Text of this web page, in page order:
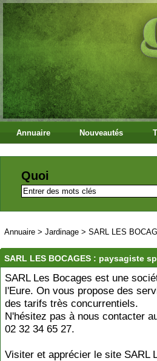
Annuaire Nouveautés
Quoi
Annuaire > Jardinage > SARL LES
SARL LES BOCAGES : paysagiste
SARL Les Bocages est une
l'Eure. On vous propose des
des tarifs très concurrentiels.
N'hésitez pas à nous contacter
02 32 34 65 27.
Visiter et apprécier le site SARL